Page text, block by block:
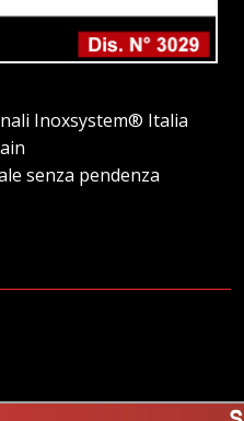
Inoxsystem® Italia
senza pendenza